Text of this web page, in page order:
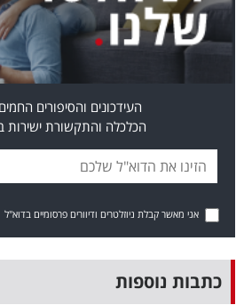
תרבות
ופנאי
המילון
הכלכלי
פודקאסט
העידכונים והסיפורים
הכלכלה והתקשורת ישירות
אני מאשר קבלת ניוזלטרים ודיוורים פרסומיים בדוא"ל
כתבות נוספות